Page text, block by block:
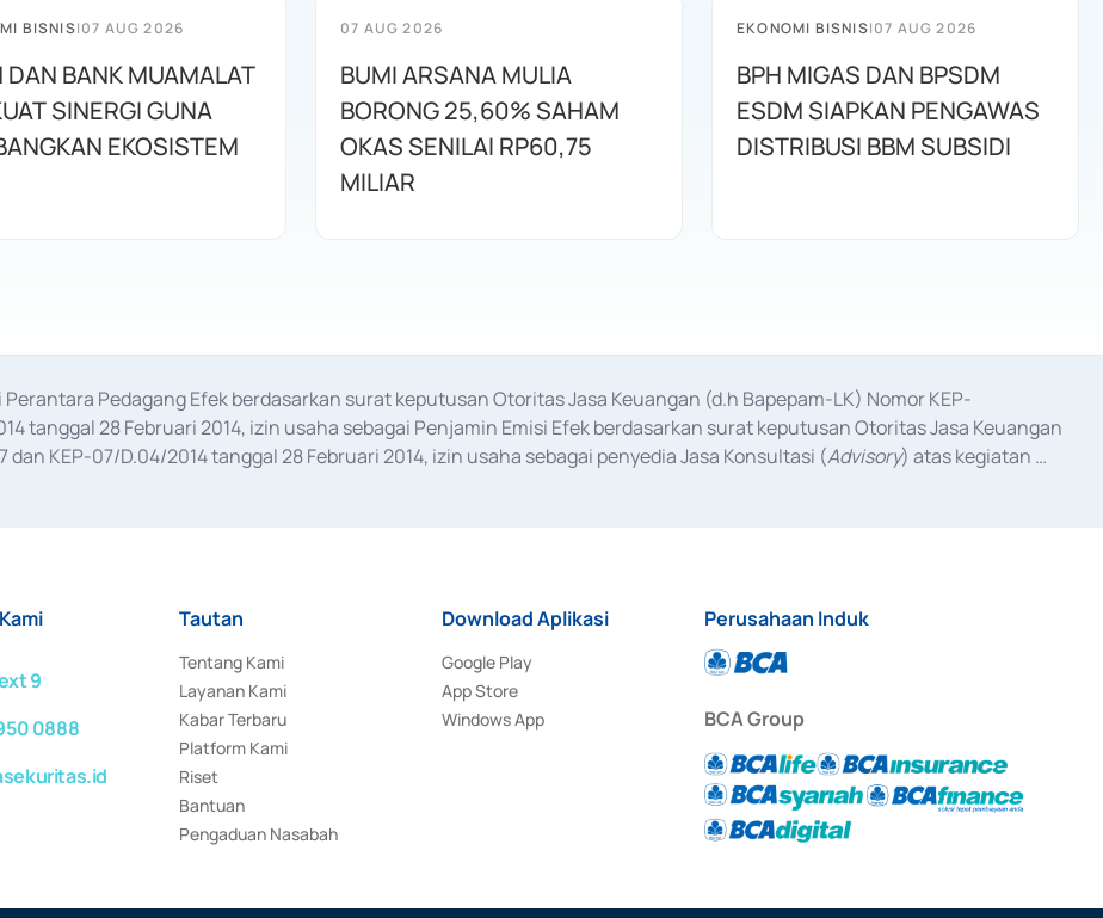
BISNIS|07 AUG 2026
DAN BANK MUAMALAT
SINERGI GUNA
EKOSISTEM
07 AUG 2026
BUMI ARSANA MULIA
BORONG 25,60% SAHAM
OKAS SENILAI RP60,75
MILIAR
EKONOMI BISNIS|07 AUG 2026
BPH MIGAS DAN BPSDM
ESDM SIAPKAN PENGAWAS
DISTRIBUSI BBM SUBSIDI
Pedagang Efek berdasarkan surat keputusan Otoritas Jasa Keuangan (d.h Bapepam-LK) Nomor KEP-
tanggal 28 Februari 2014, izin usaha sebagai Penjamin Emisi Efek berdasarkan surat keputusan Otoritas Jasa Keuangan
dan KEP-07/D.04/2014 tanggal 28 Februari 2014, izin usaha sebagai penyedia Jasa Konsultasi (Advisory) atas kegiatan
9
0888
Tautan
Tentang Kami
Layanan Kami
Kabar Terbaru
Platform Kami
Riset
Bantuan
Pengaduan Nasabah
Download Aplikasi
Google Play
App Store
Windows App
Perusahaan Induk
BCA Group